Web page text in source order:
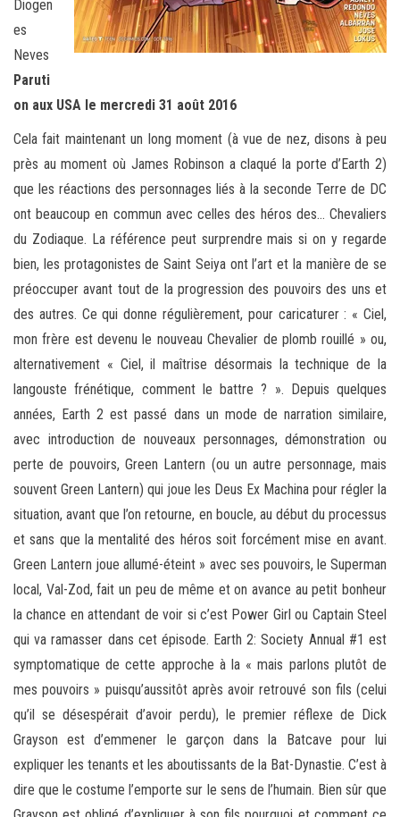
Diogen
es
Neves
Paruti
on aux USA le mercredi 31 août 2016
Cela fait maintenant un long moment (à vue de nez, disons à peu
près au moment où James Robinson a claqué la porte d’Earth 2)
que les réactions des personnages liés à la seconde Terre de DC
ont beaucoup en commun avec celles des héros des… Chevaliers
du Zodiaque. La référence peut surprendre mais si on y regarde
bien, les protagonistes de Saint Seiya ont l’art et la manière de se
préoccuper avant tout de la progression des pouvoirs des uns et
des autres. Ce qui donne régulièrement, pour caricaturer : « Ciel,
mon frère est devenu le nouveau Chevalier de plomb rouillé » ou,
alternativement « Ciel, il maîtrise désormais la technique de la
langouste frénétique, comment le battre ? ». Depuis quelques
années, Earth 2 est passé dans un mode de narration similaire,
avec introduction de nouveaux personnages, démonstration ou
perte de pouvoirs, Green Lantern (ou un autre personnage, mais
souvent Green Lantern) qui joue les Deus Ex Machina pour régler la
situation, avant que l’on retourne, en boucle, au début du processus
et sans que la mentalité des héros soit forcément mise en avant.
Green Lantern joue allumé-éteint » avec ses pouvoirs, le Superman
local, Val-Zod, fait un peu de même et on avance au petit bonheur
la chance en attendant de voir si c’est Power Girl ou Captain Steel
qui va ramasser dans cet épisode. Earth 2: Society Annual #1 est
symptomatique de cette approche à la « mais parlons plutôt de
mes pouvoirs » puisqu’aussitôt après avoir retrouvé son fils (celui
qu’il se désespérait d’avoir perdu), le premier réflexe de Dick
Grayson est d’emmener le garçon dans la Batcave pour lui
expliquer les tenants et les aboutissants de la Bat-Dynastie. C’est à
dire que le costume l’emporte sur le sens de l’humain. Bien sûr que